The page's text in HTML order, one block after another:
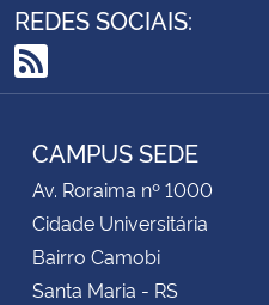
REDES SOCIAIS:
RSS
CAMPUS SEDE
Av. Roraima nº 1000
Cidade Universitária
Bairro Camobi
Santa Maria - RS